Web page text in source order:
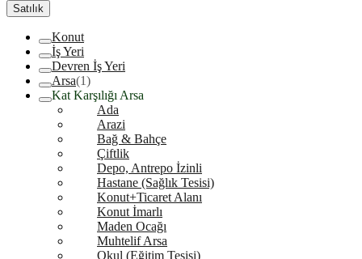
Satılık
Konut
İş Yeri
Devren İş Yeri
Arsa(1)
Kat Karşılığı Arsa
Ada
Arazi
Bağ & Bahçe
Çiftlik
Depo, Antrepo İzinli
Hastane (Sağlık Tesisi)
Konut+Ticaret Alanı
Konut İmarlı
Maden Ocağı
Muhtelif Arsa
Okul (Eğitim Tesisi)